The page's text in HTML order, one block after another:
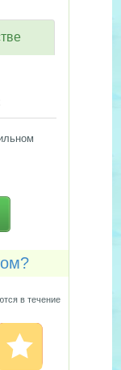
в течение